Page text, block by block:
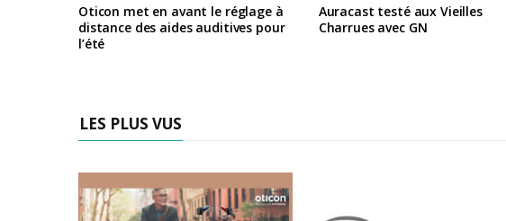
Oticon met en avant le réglage à
distance des aides auditives pour
l’été
Auracast testé aux Vieilles
Charrues avec GN
LES PLUS VUS